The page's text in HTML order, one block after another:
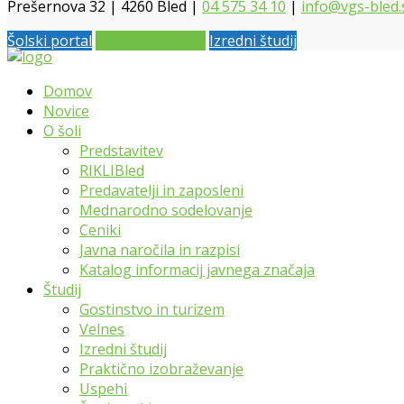
Prešernova 32 | 4260 Bled | 04 575 34 10 | info@vgs-
Šolski portal
Izredni študij
Domov
Novice
O šoli
Predstavitev
RIKLIBled
Predavatelji in zaposleni
Mednarodno sodelovanje
Ceniki
Javna naročila in razpisi
Katalog informacij javnega značaja
Študij
Gostinstvo in turizem
Velnes
Izredni študij
Praktično izobraževanje
Uspehi